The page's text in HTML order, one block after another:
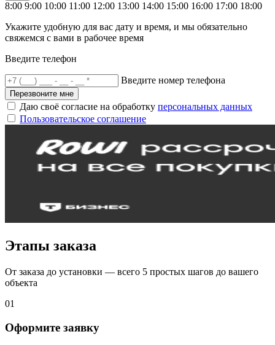
8:00 9:00 10:00 11:00 12:00 13:00 14:00 15:00 16:00 17:00 18:00
Укажите удобную для вас дату и время, и мы обязательно
свяжемся с вами в рабочее время
Введите телефон
Введите номер телефона
Перезвоните мне
Даю своё согласие на обработку персональных данных
Пользовательское соглашение
Этапы заказа
От заказа до установки — всего 5 простых шагов до вашего
объекта
01
Оформите заявку